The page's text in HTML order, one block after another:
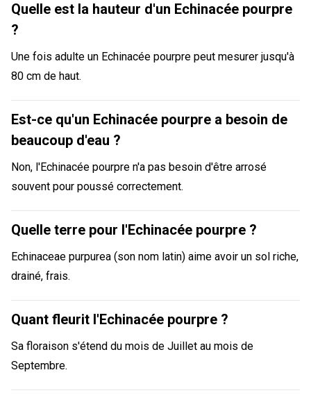
Quelle est la hauteur d'un Echinacée pourpre
?
Une fois adulte un Echinacée pourpre peut mesurer jusqu'à
80 cm de haut.
Est-ce qu'un Echinacée pourpre a besoin de
beaucoup d'eau ?
Non, l'Echinacée pourpre n'a pas besoin d'être arrosé
souvent pour poussé correctement.
Quelle terre pour l'Echinacée pourpre ?
Echinaceae purpurea (son nom latin) aime avoir un sol riche,
drainé, frais.
Quant fleurit l'Echinacée pourpre ?
Sa floraison s'étend du mois de Juillet au mois de
Septembre.